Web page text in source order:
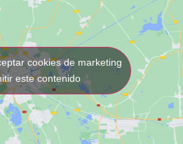
cookies de marketing
este contenido